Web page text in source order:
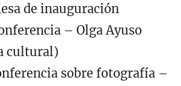
de inauguración
– Olga Ayuso
cultural)
sobre fotografía –